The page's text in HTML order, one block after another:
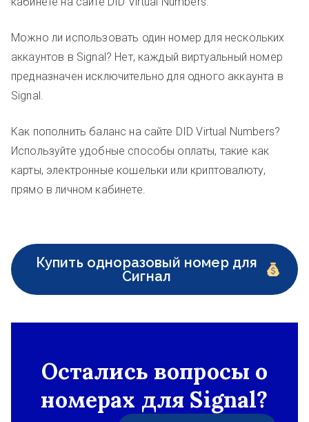
Можно ли использовать один номер для нескольких
аккаунтов в Signal? Нет, каждый виртуальный номер
предназначен исключительно для одного аккаунта в
Signal.
Как пополнить баланс на сайте DID Virtual Numbers?
Используйте удобные способы оплаты, такие как
карты, электронные кошельки или криптовалюту,
прямо в личном кабинете.
Купить одноразовый номер для
Сигнал
Остались вопросы о
номерах для Signal?